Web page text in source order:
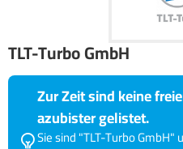
TLT-Turbo GmbH
Zur Zeit sind keine
azubister gelistet.
Sie sind "TLT-Turbo